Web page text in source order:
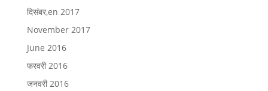
दिसंबर,en 2017
November 2017
June 2016
फरवरी 2016
जनवरी 2016